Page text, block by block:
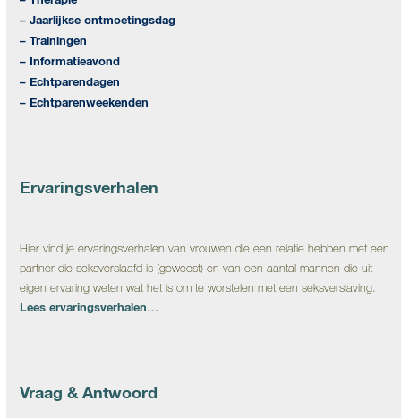
– Jaarlijkse ontmoetingsdag
– Trainingen
– Informatieavond
– Echtparendagen
– Echtparenweekenden
Ervaringsverhalen
Hier vind je ervaringsverhalen van vrouwen die een relatie hebben met een
partner die seksverslaafd is (geweest) en van een aantal mannen die uit
eigen ervaring weten wat het is om te worstelen met een seksverslaving.
Lees ervaringsverhalen…
Vraag & Antwoord